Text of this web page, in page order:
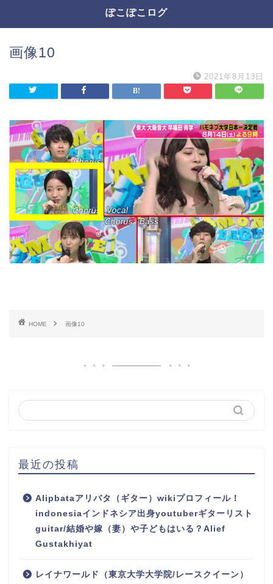
ぽこぽこログ
画像10
2021年8月13日
HOME 画像10
最近の投稿
Alipbataアリバタ（ギター）wikiプロフィール！
indonesiaインドネシア出身youtuberギターリスト
guitar/結婚や嫁（妻）や子どもはいる？Alief
Gustakhiyat
レイナワールド（東京大学大学院/レースクイーン）